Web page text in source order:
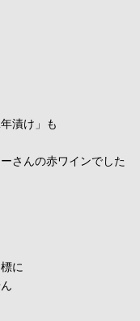
漬け」も
さんの赤ワインでした
に